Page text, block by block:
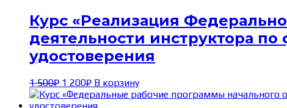
Курс «Реализация
деятельности инструктора
удостоверения
1 500₽ Первоначальная
цена
составляла
1 200₽Текущая
цена:
1 200₽.
В корзину